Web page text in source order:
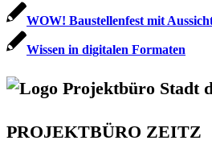
WOW! Baustellenfest mit
Wissen in digitalen Formaten
PROJEKTBÜRO ZEITZ